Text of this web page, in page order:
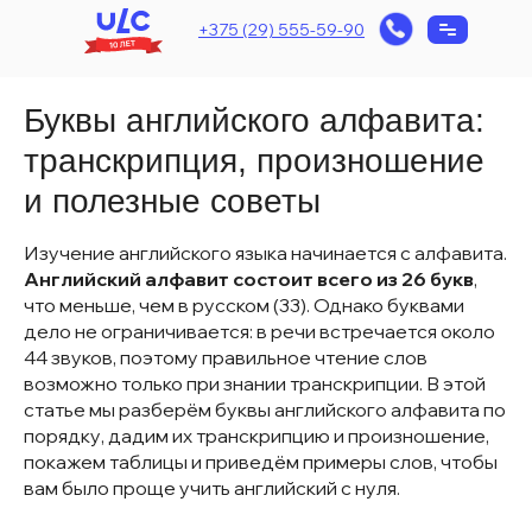
+375 (29) 555-59-90
Буквы английского алфавита:
транскрипция, произношение
и полезные советы
Изучение английского языка начинается с алфавита.
Английский алфавит состоит всего из 26 букв,
что меньше, чем в русском (33). Однако буквами
дело не ограничивается: в речи встречается около
44 звуков, поэтому правильное чтение слов
возможно только при знании транскрипции. В этой
статье мы разберём буквы английского алфавита по
порядку, дадим их транскрипцию и произношение,
покажем таблицы и приведём примеры слов, чтобы
вам было проще учить английский с нуля.